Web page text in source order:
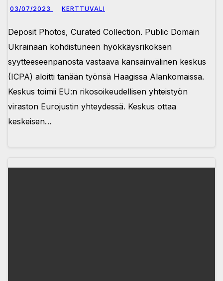
03/07/2023 KERTTUVALI
Deposit Photos, Curated Collection. Public Domain
Ukrainaan kohdistuneen hyökkäysrikoksen
syytteeseenpanosta vastaava kansainvälinen keskus
(ICPA) aloitti tänään työnsä Haagissa Alankomaissa.
Keskus toimii EU:n rikosoikeudellisen yhteistyön
viraston Eurojustin yhteydessä. Keskus ottaa
keskeisen…